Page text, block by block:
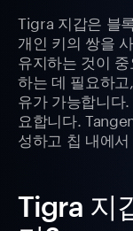
Tigra 지갑은 블
개인 키의 쌍을
유지하는 것이
하는 데 필요하
유가 가능합니다
요합니다.
성하고 칩 내에
Tigra 지